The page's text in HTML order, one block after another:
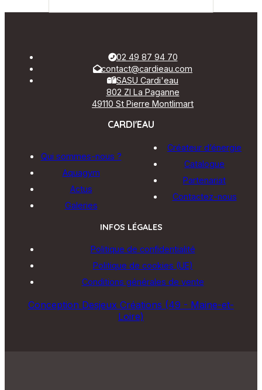
02 49 87 94 70
contact@cardieau.com
SASU Cardi'eau
802 ZI La Paganne
49110 St Pierre Montlimart
CARDI'EAU
Qui sommes-nous ?
Aquagym
Actus
Galeries
Créateur d’énergie
Catalogue
Partenariat
Contactez-nous
INFOS LÉGALES
Politique de confidentialité
Politique de cookies (UE)
Conditions générales de vente
Conception Desjeux Créations (49 - Maine-et-
Loire)